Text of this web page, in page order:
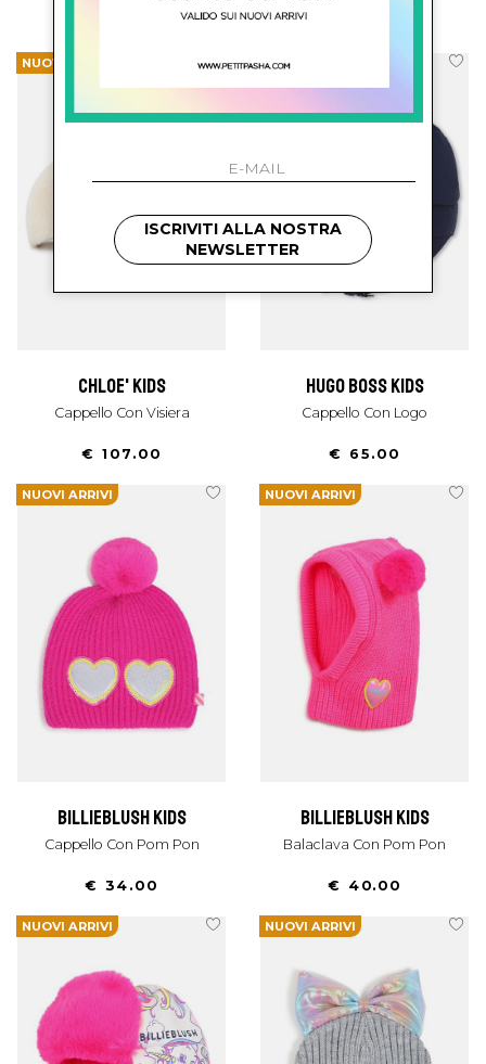
NUOVI ARRIVI
chloe' kids
Cappello Con Visiera
€ 107.00
NUOVI ARRIVI
hugo boss kids
Cappello Con Logo
€ 65.00
NUOVI ARRIVI
billieblush kids
Cappello Con Pom Pon
€ 34.00
NUOVI ARRIVI
billieblush kids
Balaclava Con Pom Pon
€ 40.00
NUOVI ARRIVI NUOVI ARRIVI
ISCRIVITI ALLA NOSTRA
NEWSLETTER